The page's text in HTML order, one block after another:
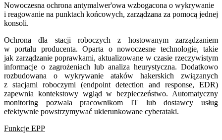
Nowoczesna ochrona antymalwer'owa wzbogacona o wykrywanie
i reagowanie na punktach końcowych, zarządzana za pomocą jednej
konsoli.
Ochrona dla stacji roboczych z hostowanym zarządzaniem
w portalu producenta. Oparta o nowoczesne technologie, takie
jak zarządzanie poprawkami, aktualizowane w czasie rzeczywistym
informacje o zagrożeniach lub analiza heurystyczna. Dodatkowo
rozbudowana o wykrywanie ataków hakerskich związanych
z stacjami roboczymi (endpoint detection and response, EDR)
zapewnia kontekstowy wgląd w bezpieczeństwo. Automatyczny
monitoring pozwala pracownikom IT lub dostawcy usług
efektywnie powstrzymywać ukierunkowane cyberataki.
Funkcje EPP